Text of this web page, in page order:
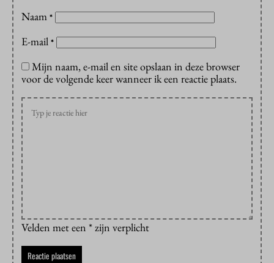
Naam *
E-mail *
Mijn naam, e-mail en site opslaan in deze browser
voor de volgende keer wanneer ik een reactie plaats.
Velden met een * zijn verplicht